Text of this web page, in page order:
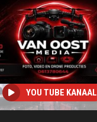
YOU TUBE KANAAL